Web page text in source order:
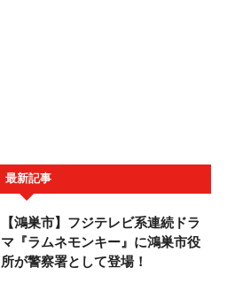
最新記事
【鴻巣市】フジテレビ系連続ドラ
マ『ラムネモンキー』に鴻巣市役
所が警察署として登場！